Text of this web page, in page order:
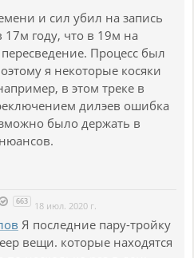
и сил убил на запись
17м году, что в 19м на
Процесс был
я некоторые косяки
в этом треке в
дилэев ошибка
было держать в
663 18 июл. 2020 г.
Я последние пару-тройку
вещи. которые находятся